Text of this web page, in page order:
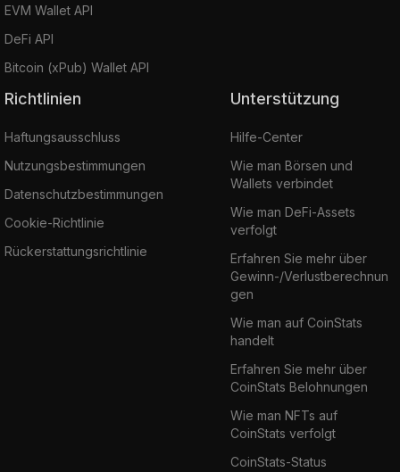
EVM Wallet API
DeFi API
Bitcoin (xPub) Wallet API
Richtlinien
Haftungsausschluss
Nutzungsbestimmungen
Datenschutzbestimmungen
Cookie-Richtlinie
Rückerstattungsrichtlinie
Unterstützung
Hilfe-Center
Wie man Börsen und
Wallets verbindet
Wie man DeFi-Assets
verfolgt
Erfahren Sie mehr über
Gewinn-/Verlustberechnun
gen
Wie man auf CoinStats
handelt
Erfahren Sie mehr über
CoinStats Belohnungen
Wie man NFTs auf
CoinStats verfolgt
CoinStats-Status